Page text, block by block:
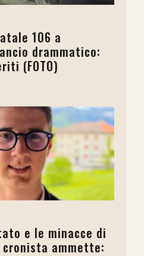
106 a
drammatico:
(FOTO)
e le minacce di
ammette: